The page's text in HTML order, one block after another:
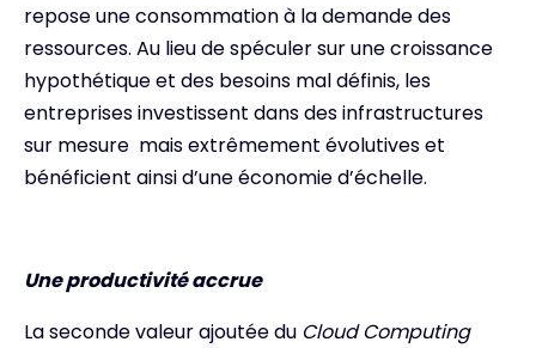
repose une consommation à la demande des
ressources. Au lieu de spéculer sur une croissance
hypothétique et des besoins mal définis, les
entreprises investissent dans des infrastructures
sur mesure mais extrêmement évolutives et
bénéficient ainsi d’une économie d’échelle.
Une productivité accrue
La seconde valeur ajoutée du Cloud Computing